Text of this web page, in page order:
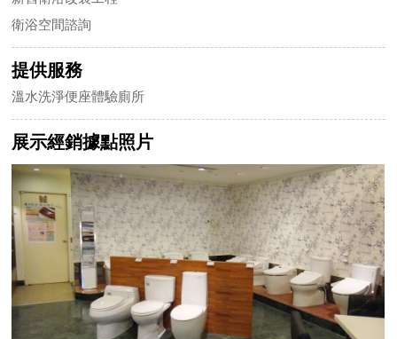
衛浴空間諮詢
提供服務
溫水洗淨便座體驗廁所
展示經銷據點照片